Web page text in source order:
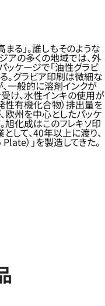
る」。誰しもそのような
アの多くの地域では、外
ケージで「油性グラビ
。グラビア印刷は微細な
一般的に溶剤インクが
け、水性インキの使用が
性有機化合物）排出量を
欧州を中心としたパッケ
旭化成はこのフレキソ印
して、40年以上に渡り、
）」を製造してきた。